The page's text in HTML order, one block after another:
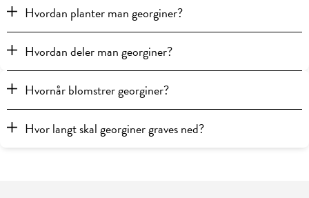
Hvordan planter man georginer?
Hvordan deler man georginer?
Hvornår blomstrer georginer?
Hvor langt skal georginer graves ned?